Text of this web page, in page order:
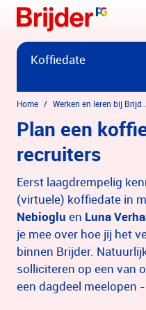
Overslaan en naar
Koffiedate
Home
Plan een
recruiters
Eerst laagdrempelig
(virtuele) koffiedate in
Nebioglu en Luna
je mee over hoe jij het
binnen Brijder.
solliciteren op een van
een dagdeel meelopen -